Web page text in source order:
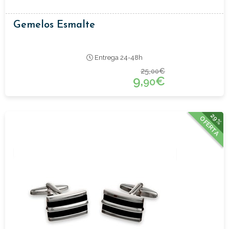
Gemelos Esmalte
Entrega 24-48h
25,00€
9,90€
29%
OFERTA